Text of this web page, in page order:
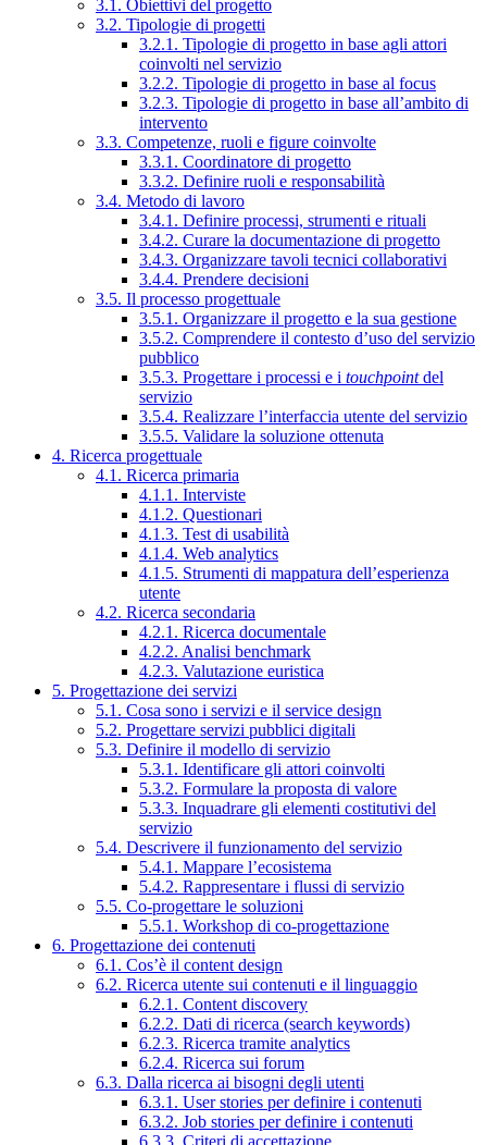
3.1. Obiettivi del progetto
3.2. Tipologie di progetti
3.2.1. Tipologie di progetto in base agli attori
coinvolti nel servizio
3.2.2. Tipologie di progetto in base al focus
3.2.3. Tipologie di progetto in base all’ambito di
intervento
3.3. Competenze, ruoli e figure coinvolte
3.3.1. Coordinatore di progetto
3.3.2. Definire ruoli e responsabilità
3.4. Metodo di lavoro
3.4.1. Definire processi, strumenti e rituali
3.4.2. Curare la documentazione di progetto
3.4.3. Organizzare tavoli tecnici collaborativi
3.4.4. Prendere decisioni
3.5. Il processo progettuale
3.5.1. Organizzare il progetto e la sua gestione
3.5.2. Comprendere il contesto d’uso del servizio
pubblico
3.5.3. Progettare i processi e i touchpointdel
servizio
3.5.4. Realizzare l’interfaccia utente del servizio
3.5.5. Validare la soluzione ottenuta
4. Ricerca progettuale
4.1. Ricerca primaria
4.1.1. Interviste
4.1.2. Questionari
4.1.3. Test di usabilità
4.1.4. Web analytics
4.1.5. Strumenti di mappatura dell’esperienza
utente
4.2. Ricerca secondaria
4.2.1. Ricerca documentale
4.2.2. Analisi benchmark
4.2.3. Valutazione euristica
5. Progettazione dei servizi
5.1. Cosa sono i servizi e il service design
5.2. Progettare servizi pubblici digitali
5.3. Definire il modello di servizio
5.3.1. Identificare gli attori coinvolti
5.3.2. Formulare la proposta di valore
5.3.3. Inquadrare gli elementi costitutivi del
servizio
5.4. Descrivere il funzionamento del servizio
5.4.1. Mappare l’ecosistema
5.4.2. Rappresentare i flussi di servizio
5.5. Co-progettare le soluzioni
5.5.1. Workshop di co-progettazione
6. Progettazione dei contenuti
6.1. Cos’è il content design
6.2. Ricerca utente sui contenuti e il linguaggio
6.2.1. Content discovery
6.2.2. Dati di ricerca (search keywords)
6.2.3. Ricerca tramite analytics
6.2.4. Ricerca sui forum
6.3. Dalla ricerca ai bisogni degli utenti
6.3.1. User stories per definire i contenuti
6.3.2. Job stories per definire i contenuti
6.3.3. Criteri di accettazione